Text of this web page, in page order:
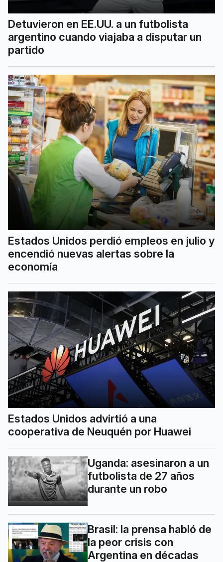
Detuvieron en EE.UU. a un futbolista
argentino cuando viajaba a disputar un
partido
Estados Unidos perdió empleos en julio y
encendió nuevas alertas sobre la
economía
Estados Unidos advirtió a una
cooperativa de Neuquén por Huawei
Uganda: asesinaron a un
futbolista de 27 años
durante un robo
Brasil: la prensa habló de
la peor crisis con
Argentina en décadas